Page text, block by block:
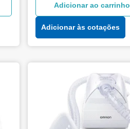
Adicionar ao carrinho
Adicionar às cotações